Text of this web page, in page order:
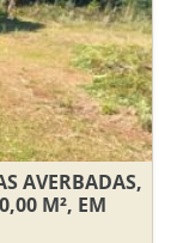
AVERBADAS,
M², EM